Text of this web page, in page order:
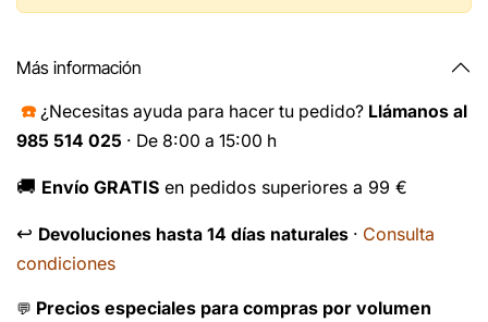
Más información
☎️ ¿Necesitas ayuda para hacer tu pedido? Llámanos al
985 514 025 · De 8:00 a 15:00 h
🚚 Envío GRATIS en pedidos superiores a 99 €
↩️ Devoluciones hasta 14 días naturales · Consulta
condiciones
💬 Precios especiales para compras por volumen